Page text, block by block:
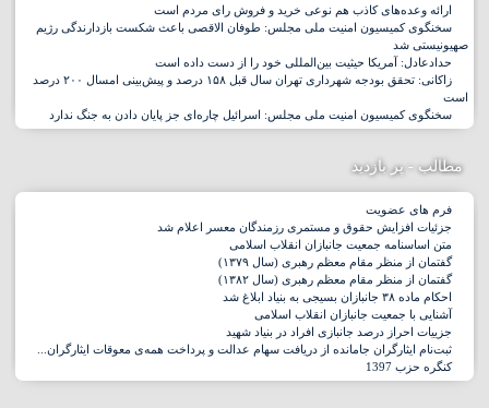
ارائه وعده‌های کاذب هم نوعی خرید و فروش رای مردم است
سخنگوی کمیسیون امنیت ملی مجلس: طوفان الاقصی باعث شکست بازدارندگی رژیم
صهیونیستی شد
حدادعادل: آمریکا حیثیت بین‌المللی خود را از دست داده است
زاکانی: تحقق بودجه شهرداری تهران سال قبل ۱۵۸ درصد و پیش‌بینی امسال ۲۰۰ درصد
است
سخنگوی کمیسیون امنیت ملی مجلس: اسرائیل چاره‌ای جز پایان دادن به جنگ ندارد
مطالب - پر بازدید
فرم های عضویت
جزئیات افزایش حقوق و مستمری رزمندگان معسر اعلام شد
متن اساسنامه جمعیت جانبازان انقلاب اسلامی
گفتمان از منظر مقام معظم رهبری (سال ۱۳۷۹)
گفتمان از منظر مقام معظم رهبری (سال ۱۳۸۲)
احکام ماده ۳۸ جانبازان بسیجی به بنیاد ابلاغ شد
آشنایی با جمعیت جانبازان انقلاب اسلامی
جزییات احراز درصد جانبازی افراد در بنیاد شهید
ثبت‌نام ایثارگران جامانده از دریافت سهام عدالت و پرداخت همه‌ی معوقات ایثارگران...
کنگره حزب 1397